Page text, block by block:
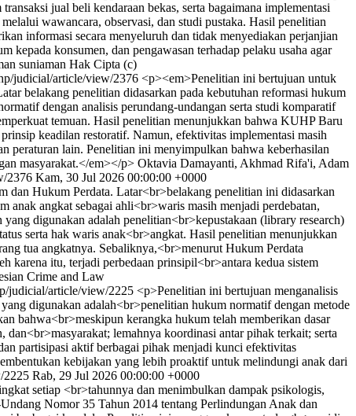
jual beli kendaraan bekas, serta bagaimana implementasi
wawancara, observasi, dan studi pustaka. Hasil penelitian
informasi secara menyeluruh dan tidak menyediakan perjanjian
kepada konsumen, dan pengawasan terhadap pelaku usaha agar
suniaman Hak Cipta (c)
judicial/article/view/2376 <p><em>Penelitian ini bertujuan untuk
belakang penelitian didasarkan pada kebutuhan reformasi hukum
dengan analisis perundang-undangan serta studi komparatif
temuan. Hasil penelitian menunjukkan bahwa KUHP Baru
keadilan restoratif. Namun, efektivitas implementasi masih
peraturan lain. Penelitian ini menyimpulkan bahwa keberhasilan
masyarakat.</em></p> Oktavia Damayanti, Akhmad Rifa'i, Adam
2376 Kam, 30 Jul 2026 00:00:00 +0000
Hukum Perdata. Latar<br>belakang penelitian ini didasarkan
angkat sebagai ahli<br>waris masih menjadi perdebatan,
digunakan adalah penelitian<br>kepustakaan (library research)
serta hak waris anak<br>angkat. Hasil penelitian menunjukkan
tua angkatnya. Sebaliknya,<br>menurut Hukum Perdata
karena itu, terjadi perbedaan prinsipil<br>antara kedua sistem
Crime and Law
judicial/article/view/2225 <p>Penelitian ini bertujuan menganalisis
digunakan adalah<br>penelitian hukum normatif dengan metode
bahwa<br>meskipun kerangka hukum telah memberikan dasar
lemahnya koordinasi antar pihak terkait; serta
partisipasi aktif berbagai pihak menjadi kunci efektivitas
kebijakan yang lebih proaktif untuk melindungi anak dari
2225 Rab, 29 Jul 2026 00:00:00 +0000
setiap <br>tahunnya dan menimbulkan dampak psikologis,
Nomor 35 Tahun 2014 tentang Perlindungan Anak dan